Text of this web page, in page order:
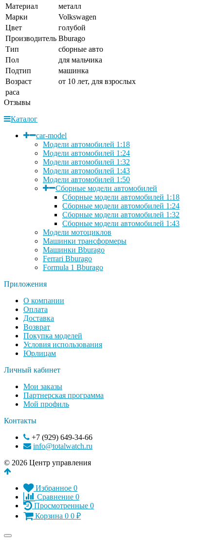
Материал
металл
Марки
Volkswagen
Цвет
голубой
Производитель Bburago
Тип
сборные авто
Пол
для мальчика
Подтип
машинка
Возраст
от 10 лет, для взрослых
раса
Отзывы
Каталог
car-model
Модели автомобилей 1:18
Модели автомобилей 1:24
Модели автомобилей 1:32
Модели автомобилей 1:43
Модели автомобилей 1:50
Сборные модели автомобилей
Сборные модели автомобилей 1:18
Сборные модели автомобилей 1:24
Сборные модели автомобилей 1:32
Сборные модели автомобилей 1:43
Модели мотоциклов
Машинки трансформеры
Машинки Bburago
Ferrari Bburago
Formula 1 Bburago
Приложения
О компании
Оплата
Доставка
Возврат
Покупка моделей
Условия использования
Юрлицам
Личный кабинет
Мои заказы
Партнерская программа
Мой профиль
Контакты
+7 (929) 649-34-66
info@totalwatch.ru
© 2026 Центр управления
Избранное 0
Сравнение 0
Просмотренные 0
Корзина 0 0 ₽